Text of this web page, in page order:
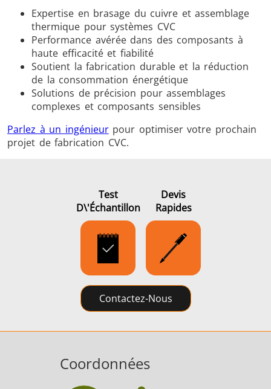
Expertise en brasage du cuivre et assemblage
thermique pour systèmes CVC
Performance avérée dans des composants à
haute efficacité et fiabilité
Soutient la fabrication durable et la réduction
de la consommation énergétique
Solutions de précision pour assemblages
complexes et composants sensibles
Parlez à un ingénieurpour optimiser votre prochain
projet de fabrication CVC.
Test
D\'échantillon
Devis
Rapides
Contactez-Nous
Coordonnées